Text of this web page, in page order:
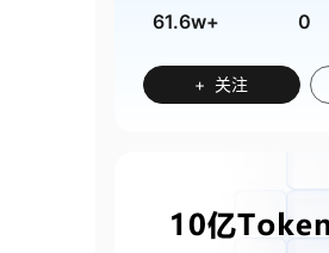
61.6w+ 0
+ 关注